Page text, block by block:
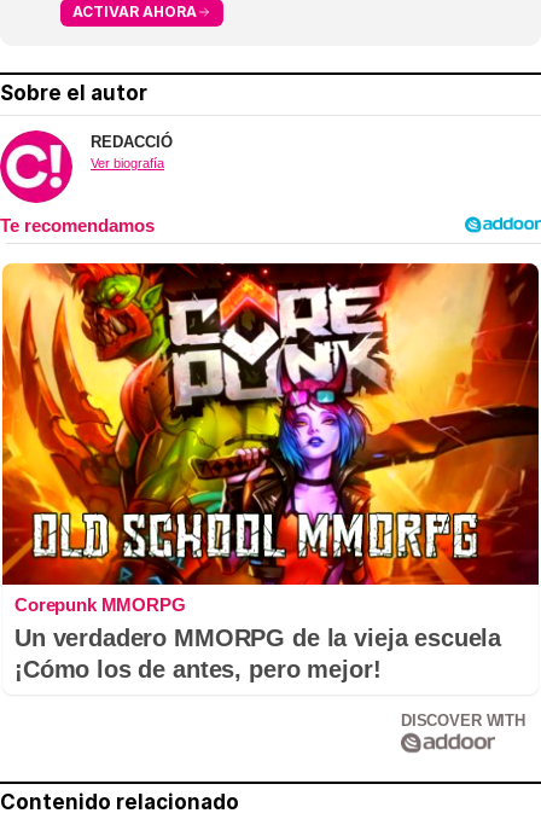
ACTIVAR AHORA
Sobre el autor
REDACCIÓ
Ver biografía
Corepunk MMORPG
Un verdadero MMORPG de la vieja escuela
¡Cómo los de antes, pero mejor!
DISCOVER WITH
Contenido relacionado